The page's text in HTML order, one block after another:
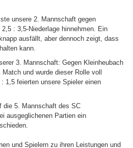
unsere 2. Mannschaft gegen
: 3,5-Niederlage hinnehmen. Ein
ausfällt, aber dennoch zeigt, dass
kann.
3. Mannschaft: Gegen Kleinheubach
und wurde dieser Rolle voll
1,5 feierten unsere Spieler einen
die 5. Mannschaft des SC
ausgeglichenen Partien ein
und Spielern zu ihren Leistungen und